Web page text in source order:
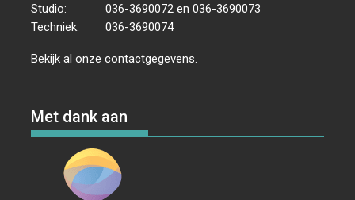
Studio:
036-3690072 en 036-3690073
Techniek:
036-3690074
Bekijk al onzecontactgegevens
Met dank aan